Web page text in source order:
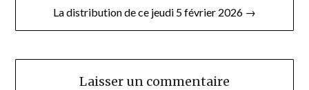
l’articleLa distribution de ce jeudi 5 février 2026 →
Laisser un commentaire